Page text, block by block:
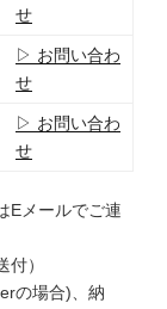
せ
▷ お問い合わ
せ
▷ お問い合わ
せ
Eメールでご連
）
の場合)、納